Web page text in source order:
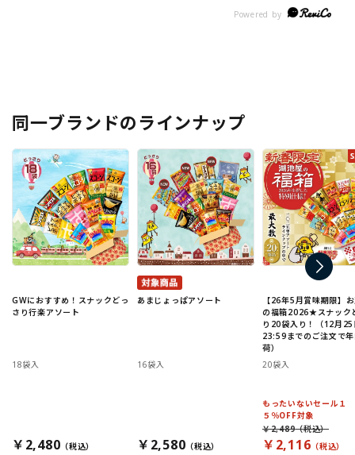
同一ブランドのラインナップ
GWにおすすめ！スナックどっ
さり行楽アソート
18袋入
￥2,480
あまじょっぱアソート
16袋入
￥2,580
【26年5月賞味期限】
の福箱2026★スナック
り20袋入り！（12月25
23:59までのご注文で
荷）
20袋入
もったいないセール１
５％OFF対象
￥2,116
￥2,489